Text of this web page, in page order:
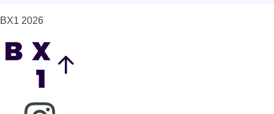
BX1 2026
Consulter page Instagram